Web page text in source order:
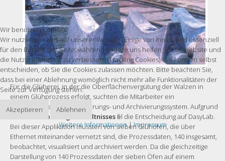
Für die Glüherei, in der die Oberflächenvergütung der Walzen in
einem Glühprozess erfolgt, suchten die Mitarbeiter ein
softwarebasiertes Visualisierungs- und Archivierungssystem. Aufgrund
des
Preis- Leistungsverhältnissesfiel die Entscheidung auf DasyLab.
Bei dieser Applikation mussten von sieben Glühöfen, die über
Ethernet miteinander vernetzt sind, die Prozessdaten, 140 insgesamt,
beobachtet, visualisiert und archiviert werden. Da die gleichzeitige
Darstellung von 140 Prozessdaten der sieben Öfen auf einem
Wir benutzen Cookies
Wir nutzen Cookies auf unserer Website. Einige von ihnen sind essenziell
für den Betrieb der Seite, während andere uns helfen, diese Website und
die Nutzererfahrung zu verbessern (Tracking Cookies). Sie können selbst
entscheiden, ob Sie die Cookies zulassen möchten. Bitte beachten Sie,
dass bei einer Ablehnung womöglich nicht mehr alle Funktionalitäten der
Seite zur Verfügung stehen.
Akzeptieren
Ablehnen
Weitere Informationen|Impressum